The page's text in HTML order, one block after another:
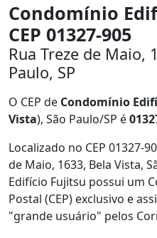
Condomínio
CEP 01327-905
Rua Treze de Maio,
Paulo, SP
O CEP de Condomínio
Vista), São Paulo/SP é
Localizado no CEP 01327-
de Maio, 1633, Bela Vista,
Edifício Fujitsu possui um
Postal (CEP) exclusivo e
"grande usuário" pelos